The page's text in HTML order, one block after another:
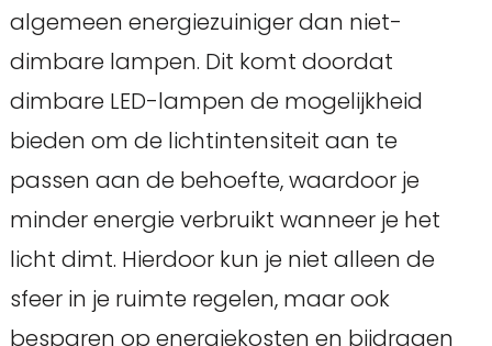
algemeen energiezuiniger dan niet-
dimbare lampen. Dit komt doordat
dimbare LED-lampen de mogelijkheid
bieden om de lichtintensiteit aan te
passen aan de behoefte, waardoor je
minder energie verbruikt wanneer je het
licht dimt. Hierdoor kun je niet alleen de
sfeer in je ruimte regelen, maar ook
besparen op energiekosten en bijdragen